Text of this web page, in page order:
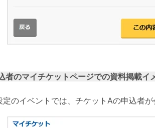
者のマイチケットページでの資料掲載イ
定のイベントでは、チケットAの申込者